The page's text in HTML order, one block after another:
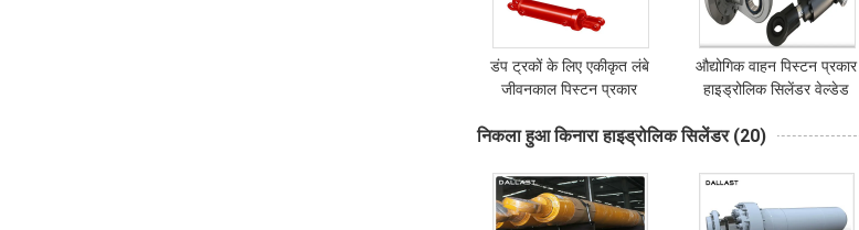
डंप ट्रकों के लिए एकीकृत लंबे
जीवनकाल पिस्टन प्रकार
औद्योगिक वाहन पिस्टन प्रकार
हाइड्रोलिक सिलेंडर वेल्डेड
स्टील
निकला हुआ किनारा हाइड्रोलिक सिलेंडर (20)